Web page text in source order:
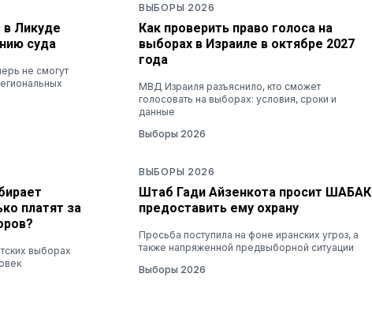
в Ликуде
суда
не смогут
ВЫБОРЫ 2026
Как проверить право голоса на
выборах в Израиле в октябре 2027
года
МВД Израиля разъяснило, кто сможет
голосовать на выборах: условия, сроки и
данные
Выборы 2026
платят за
выборах
ВЫБОРЫ 2026
Штаб Гади Айзенкота просит ШАБАК
предоставить ему охрану
Просьба поступила на фоне иранских угроз, а
также напряженной предвыборной ситуации
Выборы 2026